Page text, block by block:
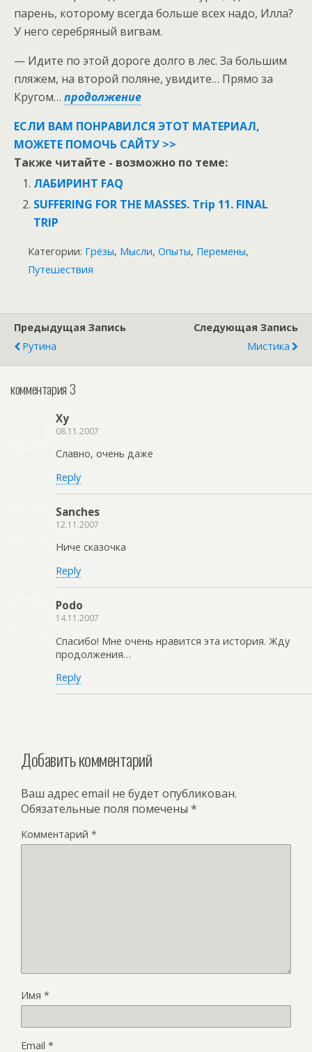
парень, которому всегда больше всех надо, Илла?
У него серебряный вигвам.
— Идите по этой дороге долго в лес. За большим
пляжем, на второй поляне, увидите… Прямо за
Кругом… продолжение
ЕСЛИ ВАМ ПОНРАВИЛСЯ ЭТОТ МАТЕРИАЛ,
МОЖЕТЕ ПОМОЧЬ САЙТУ >>
Также читайте - возможно по теме:
ЛАБИРИНТ FAQ
SUFFERING FOR THE MASSES. Trip 11. FINAL
TRIP
Категории: Грёзы, Мысли, Опыты, Перемены,
Путешествия
Предыдущая Запись
Рутина
Следующая Запись
Мистика
комментария 3
Ху
08.11.2007
Славно, очень даже
Reply
Sanches
12.11.2007
Ниче сказочка
Reply
Podo
14.11.2007
Спасибо! Мне очень нравится эта история. Жду
продолжения…
Reply
Добавить комментарий
Ваш адрес email не будет опубликован.
Обязательные поля помечены *
Комментарий *
Имя *
Email *